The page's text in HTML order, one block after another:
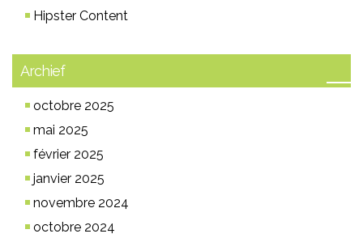
Hipster Content
Archief
octobre 2025
mai 2025
février 2025
janvier 2025
novembre 2024
octobre 2024